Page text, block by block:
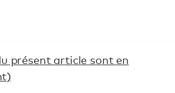
présent article sont en